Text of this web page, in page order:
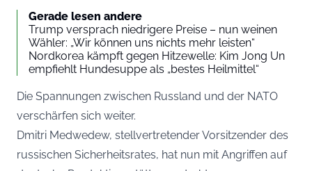
Gerade lesen andere
Trump versprach niedrigere Preise – nun weinen
Wähler: „Wir können uns nichts mehr leisten“
Nordkorea kämpft gegen Hitzewelle: Kim Jong Un
empfiehlt Hundesuppe als „bestes Heilmittel“
Die Spannungen zwischen Russland und der NATO
verschärfen sich weiter.
Dmitri Medwedew, stellvertretender Vorsitzender des
russischen Sicherheitsrates, hat nun mit Angriffen auf